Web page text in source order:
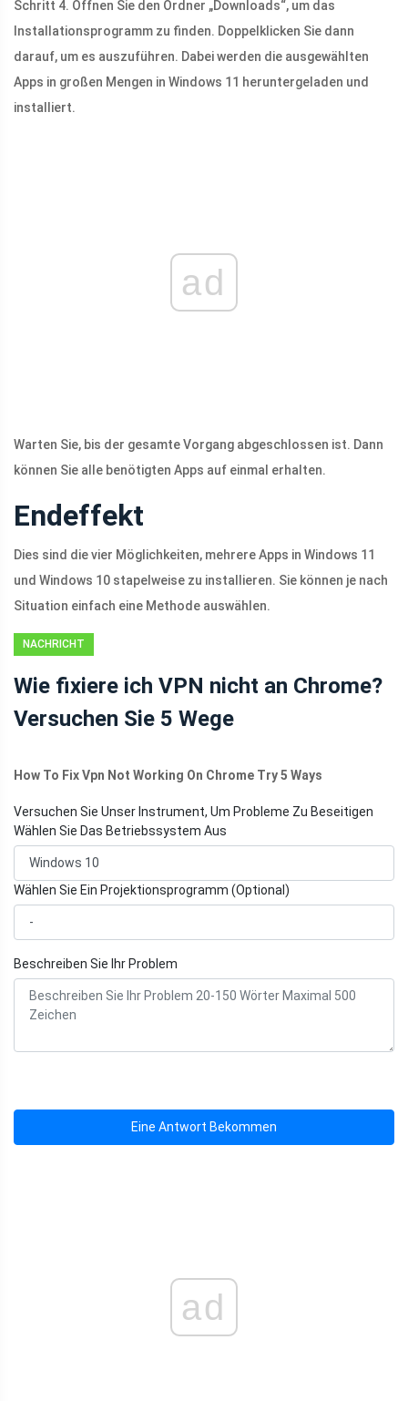
Schritt 4. Öffnen Sie den Ordner „Downloads“, um das
Installationsprogramm zu finden. Doppelklicken Sie dann
darauf, um es auszuführen. Dabei werden die ausgewählten
Apps in großen Mengen in Windows 11 heruntergeladen und
installiert.
ad
Warten Sie, bis der gesamte Vorgang abgeschlossen ist. Dann
können Sie alle benötigten Apps auf einmal erhalten.
Endeffekt
Dies sind die vier Möglichkeiten, mehrere Apps in Windows 11
und Windows 10 stapelweise zu installieren. Sie können je nach
Situation einfach eine Methode auswählen.
NACHRICHT
Wie fixiere ich VPN nicht an Chrome?
Versuchen Sie 5 Wege
How To Fix Vpn Not Working On Chrome Try 5 Ways
Versuchen Sie Unser Instrument, Um Probleme Zu Beseitigen
Wählen Sie Das Betriebssystem Aus
Wählen Sie Ein Projektionsprogramm (Optional)
Beschreiben Sie Ihr Problem
Eine Antwort Bekommen
ad